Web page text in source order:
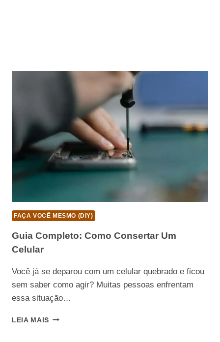
FAÇA VOCÊ MESMO (DIY)
Guia Completo: Como Consertar Um
Celular
Você já se deparou com um celular quebrado e ficou
sem saber como agir? Muitas pessoas enfrentam
essa situação…
LEIA MAIS GUIA